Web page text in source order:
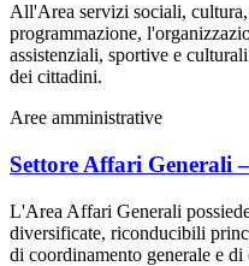
All'Area servizi sociali,
programmazione,
assistenziali, sportive e
dei cittadini.
Aree amministrative
Settore Affari Generali
L'Area Affari Generali
diversificate, riconducibili
di coordinamento generale e di